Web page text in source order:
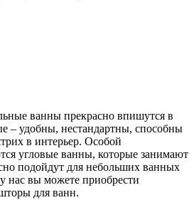
ванны прекрасно впишутся в
– удобны, нестандартны, способны
в интерьер. Особой
угловые ванны, которые занимают
подойдут для небольших ванных
нас вы можете приобрести
для ванн.